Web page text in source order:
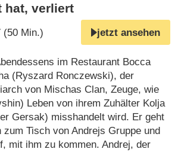
hat, verliert
(50 Min.) jetzt ansehen
im Restaurant Bocca
(Ryszard Ronczewski), der
von Mischas Clan, Zeuge, wie
Leben von ihrem Zuhälter Kolja
Gersak) misshandelt wird. Er geht
zum Tisch von Andrejs Gruppe und
mit ihm zu kommen. Andrej, der